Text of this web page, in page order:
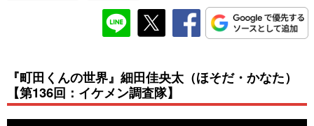
『町田くんの世界』細田佳央太（ほそだ・かなた）
【第136回：イケメン調査隊】